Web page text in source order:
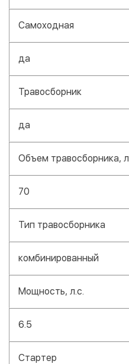
Самоходная
да
Травосборник
да
Объем травосборника, л
70
Тип травосборника
комбинированный
Мощность, л.с.
6.5
Стартер